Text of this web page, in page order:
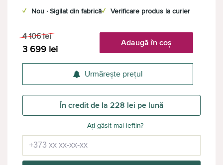
✓ Nou · Sigilat din fabrică✓ Verificare produs la curier
4 106 lei
3 699 lei
Adaugă în coș
Urmărește prețul
În credit de la 228 lei pe lună
Ați găsit mai ieftin?